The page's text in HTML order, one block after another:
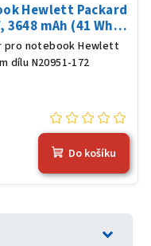
Hewlett Packard
3648 mAh (41 Wh),
pro notebook Hewlett
dílu N20951-172
Do košíku
expand_more